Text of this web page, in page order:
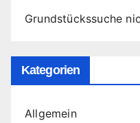
Grundstückssuche
Kategorien
Allgemein